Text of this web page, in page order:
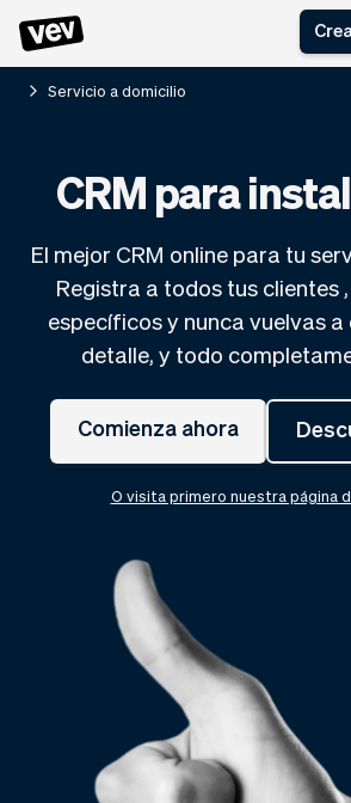
para PYMES
Software de entregas
Sistema POS
Software servicios de
campo
CRM para PYMES
clases
Historias
Ayuda
Novedades
Impuestos
Checkout
Insertar Widget
Marketing
Vev
Vista
Servicio a domicilio
CRM para
El mejor CRM online para tu
Registra a todos tus clientes
específicos y nunca vuelvas a
detalle, y todo
Comienza ahora
O visita primero nuestra página